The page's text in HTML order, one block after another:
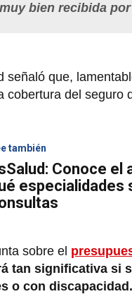
bien recibida
señaló que,
cobertura del seguro
también
Conoce el
especialidades
sobre el
tan significativa si
o con discapacidad.